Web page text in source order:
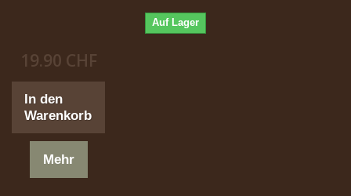
Auf Lager
19.90 CHF
In den
Warenkorb
Mehr